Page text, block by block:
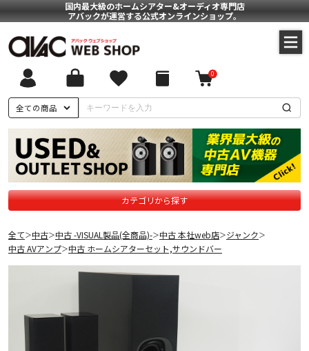
国内最大級のホームシアター&オーディオ専門店
アバックが運営する公式オンラインショップ。
全ての商品
0
カテゴリから探す
全て＞中古＞中古 -VISUAL製品(全商品)-＞中古 本社web店＞ジャンク＞
中古 AVアンプ＞中古 ホームシアターセット,サウンドバー